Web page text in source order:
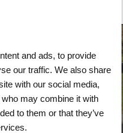
and ads, to provide
our traffic. We also share
with our social media,
may combine it with
to them or that they’ve